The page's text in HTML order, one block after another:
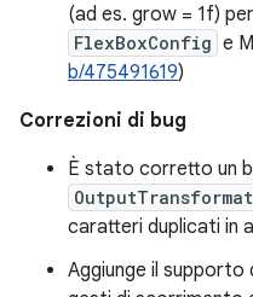
(ad es. grow = 1f)
FlexBoxConfig e
b/475491619)
Correzioni di bug
È stato corretto un
caratteri duplicati in
Aggiunge il